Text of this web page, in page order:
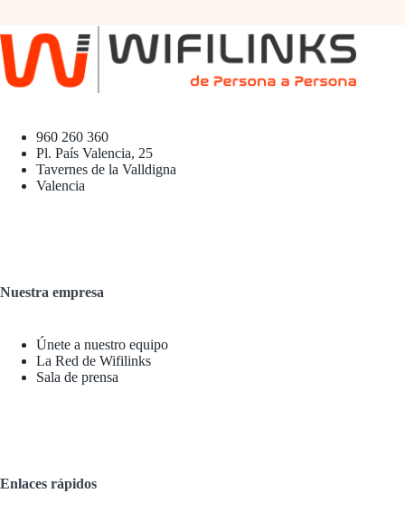
960 260 360
Pl. País Valencia, 25
Tavernes de la Valldigna
Valencia
Nuestra empresa
Únete a nuestro equipo
La Red de Wifilinks
Sala de prensa
Enlaces rápidos